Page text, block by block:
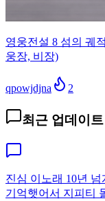
영웅전설 8 섬의 궤
웅장, 비장)
qpowjdjna 2
최근 업데이트
진심 이노래 10년
기억햇어서 지피티